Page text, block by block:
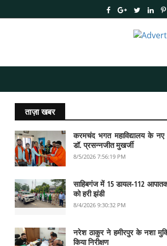
ताज़ा खबर
करमचंद भगत महाविद्यालय के नए
डॉ. प्रसन्नजीत मुखर्जी
8/5/2026 7:56:19 PM
साहिबगंज में 15 डायल-112
को हरी झंडी
8/4/2026 9:30:32 PM
नरेश ठाकुर ने हमीरपुर के नशा
किया निरीक्षण